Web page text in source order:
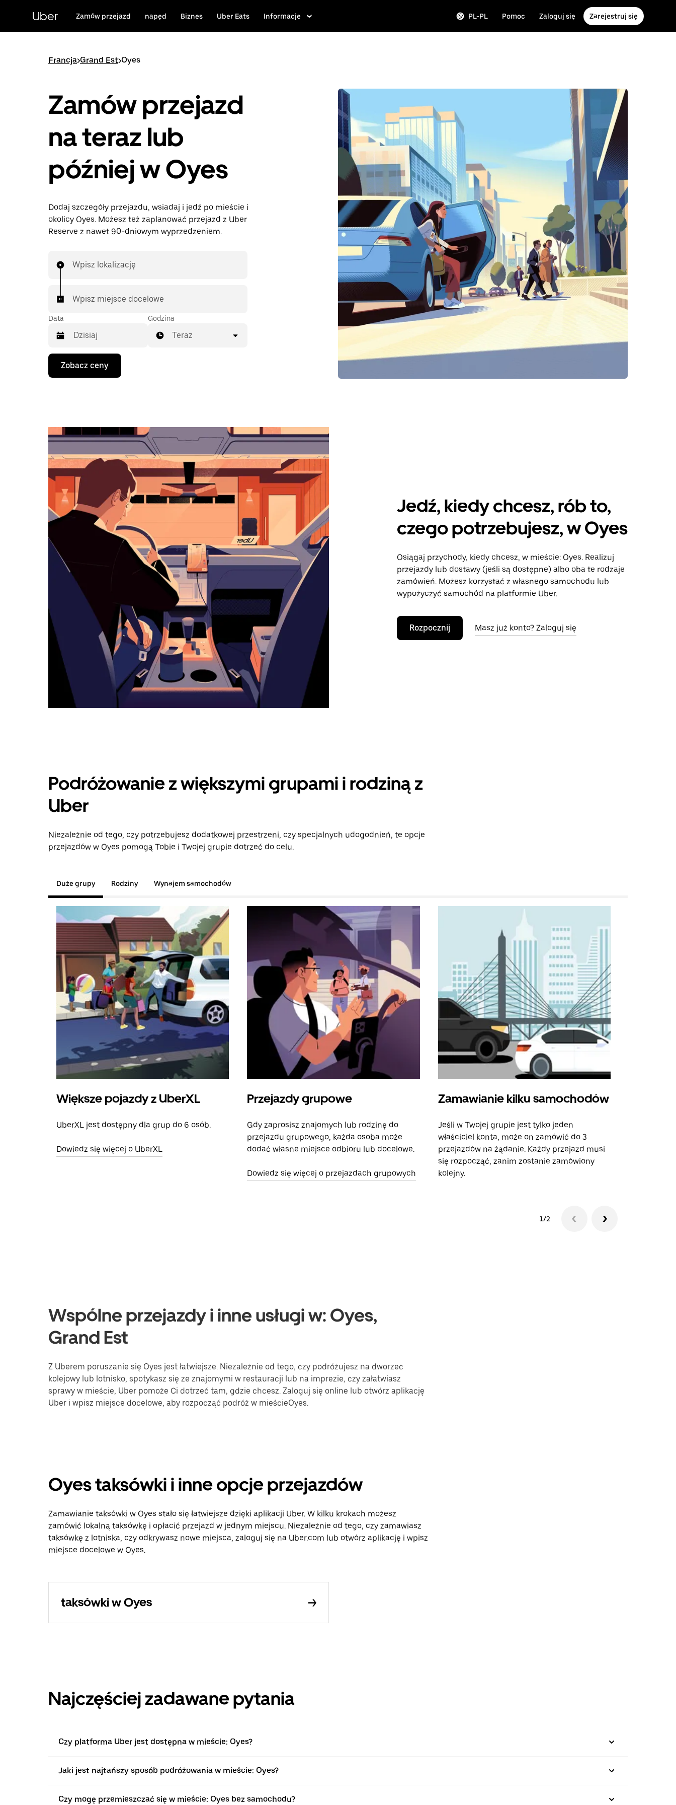
zawartości
Uber Zamów przejazd napęd Biznes Uber Eats Informacje PL-PL Pomoc Zaloguj się Zarejestruj się
Francja>Grand Est>Oyes
Zamów przejazd
na teraz lub
później w Oyes
Dodaj szczegóły przejazdu, wsiadaj i jedź po mieście i
okolicy Oyes. Możesz też zaplanować przejazd z Uber
Reserve z nawet 90-dniowym wyprzedzeniem.
Wpisz lokalizację
Wpisz miejsce docelowe
Data
Naciśnij
klawisz
strzałki
i wybrać
datę.
klawisz
„Escape”,
aby
zamknąć
kalendarz.
Godzina
Teraz
Zobacz ceny
Jedź, kiedy chcesz, rób to,
czego potrzebujesz, w Oyes
Osiągaj przychody, kiedy chcesz, w mieście: Oyes. Realizuj
przejazdy lub dostawy (jeśli są dostępne) albo oba te rodzaje
zamówień. Możesz korzystać z własnego samochodu lub
wypożyczyć samochód na platformie Uber.
Rozpocznij Masz już konto? Zaloguj się
Podróżowanie z większymi grupami i rodziną z
Uber
Niezależnie od tego, czy potrzebujesz dodatkowej przestrzeni, czy specjalnych udogodnień, te opcje
przejazdów w Oyes pomogą Tobie i Twojej grupie dotrzeć do celu.
Duże grupy Rodziny Wynajem samochodów
Większe pojazdy z UberXL
UberXL jest dostępny dla grup do 6 osób.
Dowiedz się więcej o UberXL
Przejazdy grupowe
Gdy zaprosisz znajomych lub rodzinę do
przejazdu grupowego, każda osoba może
dodać własne miejsce odbioru lub docelowe.
Dowiedz się więcej o przejazdach grupowych
Zamawianie kilku samochodów
Jeśli w Twojej grupie jest tylko jeden
właściciel konta, może on zamówić do 3
przejazdów na żądanie. Każdy przejazd musi
się rozpocząć, zanim zostanie zamówiony
kolejny.
1/2
Wspólne przejazdy i inne usługi w: Oyes,
Grand Est
Z Uberem poruszanie się Oyes jest łatwiejsze. Niezależnie od tego, czy podróżujesz na dworzec
kolejowy lub lotnisko, spotykasz się ze znajomymi w restauracji lub na imprezie, czy załatwiasz
sprawy w mieście, Uber pomoże Ci dotrzeć tam, gdzie chcesz. Zaloguj się online lub otwórz aplikację
Uber i wpisz miejsce docelowe, aby rozpocząć podróż w mieścieOyes.
Oyes taksówki i inne opcje przejazdów
Zamawianie taksówki w Oyes stało się łatwiejsze dzięki aplikacji Uber. W kilku krokach możesz
zamówić lokalną taksówkę i opłacić przejazd w jednym miejscu. Niezależnie od tego, czy zamawiasz
taksówkę z lotniska, czy odkrywasz nowe miejsca, zaloguj się na Uber.com lub otwórz aplikację i wpisz
miejsce docelowe w Oyes.
taksówki w Oyes
Najczęściej zadawane pytania
Czy platforma Uber jest dostępna w mieście: Oyes?
Jaki jest najtańszy sposób podróżowania w mieście: Oyes?
Czy mogę przemieszczać się w mieście: Oyes bez samochodu?